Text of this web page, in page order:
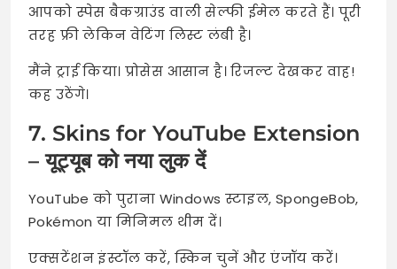
आपको स्पेस बैकग्राउंड वाली सेल्फी ईमेल करते हैं। पूरी
तरह फ्री लेकिन वेटिंग लिस्ट लंबी है।
मैंने ट्राई किया। प्रोसेस आसान है। रिजल्ट देखकर वाह!
कह उठेंगे।
7. Skins for YouTube Extension
– यूट्यूब को नया लुक दें
YouTube को पुराना Windows स्टाइल, SpongeBob,
Pokémon या मिनिमल थीम दें।
एक्सटेंशन इंस्टॉल करें, स्किन चुनें और एंजॉय करें।